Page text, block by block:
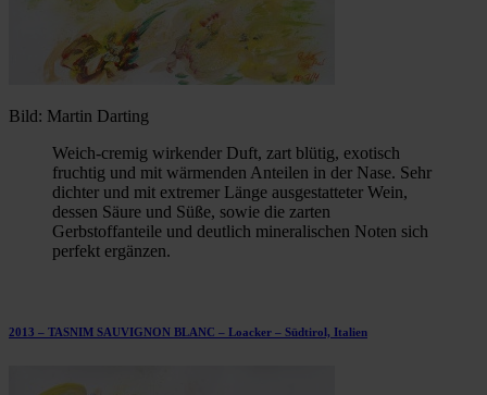
Bild: Martin Darting
Weich-cremig wirkender Duft, zart blütig, exotisch
fruchtig und mit wärmenden Anteilen in der Nase. Sehr
dichter und mit extremer Länge ausgestatteter Wein,
dessen Säure und Süße, sowie die zarten
Gerbstoffanteile und deutlich mineralischen Noten sich
perfekt ergänzen.
2013 – TASNIM SAUVIGNON BLANC – Loacker – Südtirol, Italien